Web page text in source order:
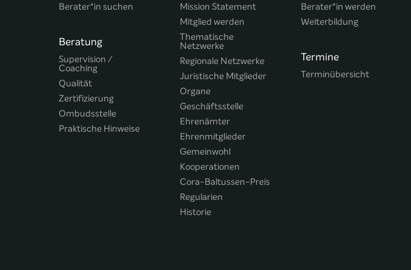
Berater*in suchen
Beratung
Supervision /
Coaching
Qualität
Zertifizierung
Ombudsstelle
Praktische Hinweise
Mission Statement
Mitglied werden
Thematische
Netzwerke
Regionale Netzwerke
Juristische Mitglieder
Organe
Geschäftsstelle
Ehrenämter
Ehrenmitglieder
Gemeinwohl
Kooperationen
Cora-Baltussen-Preis
Regularien
Historie
Berater*in werden
Weiterbildung
Termine
Terminübersicht